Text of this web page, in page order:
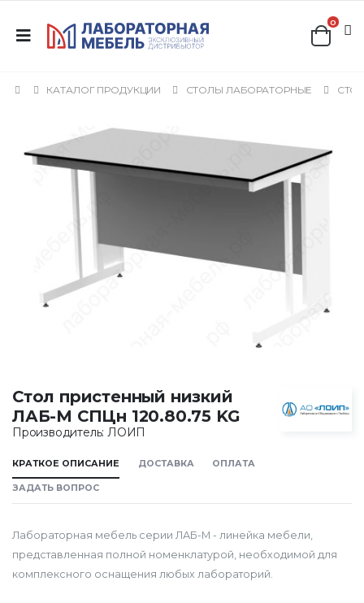
0
КАТАЛОГ ПРОДУКЦИИ СТОЛЫ ЛАБОРАТОРНЫЕ
Стол пристенный низкий
ЛАБ-М СПЦн 120.80.75 KG
Производитель: ЛОИП
КРАТКОЕ ОПИСАНИЕ ДОСТАВКА ОПЛАТА
ЗАДАТЬ ВОПРОС
Лабораторная мебель серии ЛАБ-М - линейка мебели,
представленная полной номенклатурой, необходимой для
комплексного оснащения любых лабораторий.